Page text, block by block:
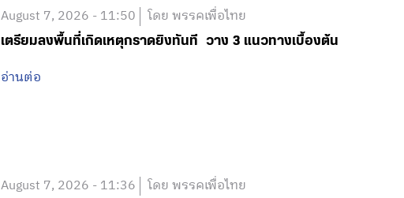
August 7, 2026 - 11:50 โดย พรรคเพื่อไทย
เตรียมลงพื้นที่เกิดเหตุกราดยิงทันที วาง 3 แนวทางเบื้องต้น
อ่านต่อ
August 7, 2026 - 11:36 โดย พรรคเพื่อไทย